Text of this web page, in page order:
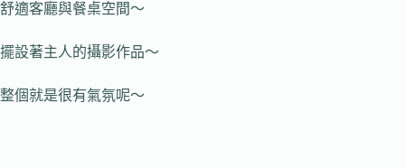
舒適客廳與餐桌空間～
擺設著主人的攝影作品～
整個就是很有氣氛呢～